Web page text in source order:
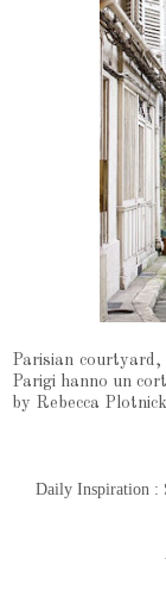
Parisian
Parigi hanno un
by Rebecca Plotnick
Daily Inspiration :